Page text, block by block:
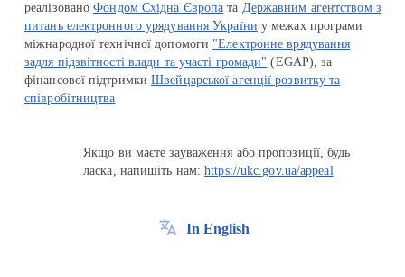
реалізованоФондом Східна Європа та Державним агентством з
питань електронного урядування України у межах програми
міжнародної технічної допомоги "Електронне врядування
задля підзвітності влади та участі громади" (EGAP), за
фінансової підтримкиШвейцарської агенції розвитку та
співробітництва
Якщо ви маєте зауваження або пропозиції, будь
ласка, напишіть нам:https://ukc.gov.ua/appeal
In English